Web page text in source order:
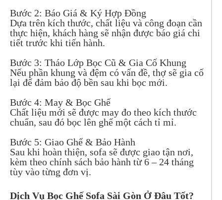
Bước 2: Báo Giá & Ký Hợp Đồng
Dựa trên kích thước, chất liệu và công đoạn cần
thực hiện, khách hàng sẽ nhận được báo giá chi
tiết trước khi tiến hành.
Bước 3: Tháo Lớp Bọc Cũ & Gia Cố Khung
Nếu phần khung và đệm có vấn đề, thợ sẽ gia cố
lại để đảm bảo độ bền sau khi bọc mới.
Bước 4: May & Bọc Ghế
Chất liệu mới sẽ được may đo theo kích thước
chuẩn, sau đó bọc lên ghế một cách tỉ mỉ.
Bước 5: Giao Ghế & Bảo Hành
Sau khi hoàn thiện, sofa sẽ được giao tận nơi,
kèm theo chính sách bảo hành từ 6 – 24 tháng
tùy vào từng đơn vị.
Dịch Vụ Bọc Ghế Sofa Sài Gòn Ở Đâu Tốt?